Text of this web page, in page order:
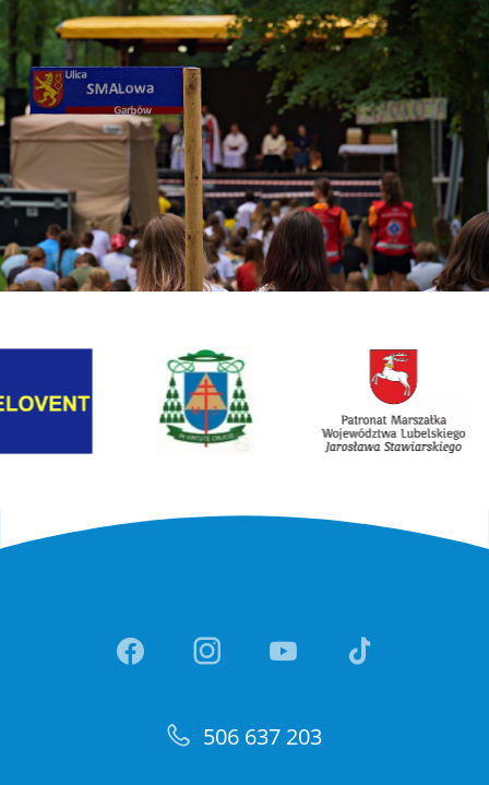
Link otwiera sie w nowej karcieLink otwiera sie w
Link otwiera sie w nowej
Link otwiera sie w
Link otwiera
506 637 203